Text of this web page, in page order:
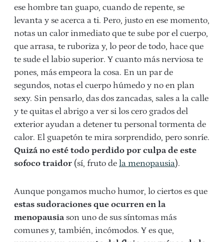
ese hombre tan guapo, cuando de repente, se
levanta y se acerca a ti. Pero, justo en ese momento,
notas un calor inmediato que te sube por el cuerpo,
que arrasa, te ruboriza y, lo peor de todo, hace que
te sude el labio superior. Y cuanto más nerviosa te
pones, más empeora la cosa. En un par de
segundos, notas el cuerpo húmedo y no en plan
sexy. Sin pensarlo, das dos zancadas, sales a la calle
y te quitas el abrigo a ver si los cero grados del
exterior ayudan a detener tu personal tormenta de
calor. El guapetón te mira sorprendido, pero sonríe.
Quizá no esté todo perdido por culpa de este
sofoco traidor (sí, fruto de la menopausia).
Aunque pongamos mucho humor, lo ciertos es que
estas sudoraciones que ocurren en la
menopausia son uno de sus síntomas más
comunes y, también, incómodos. Y es que,